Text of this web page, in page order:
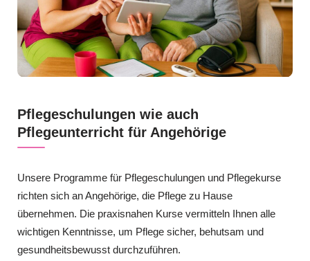
Pflegeschulungen wie auch
Pflegeunterricht für Angehörige
Unsere Programme für Pflegeschulungen und Pflegekurse
richten sich an Angehörige, die Pflege zu Hause
übernehmen. Die praxisnahen Kurse vermitteln Ihnen alle
wichtigen Kenntnisse, um Pflege sicher, behutsam und
gesundheitsbewusst durchzuführen.